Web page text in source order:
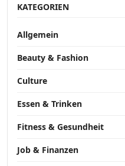
KATEGORIEN
Allgemein
Beauty & Fashion
Culture
Essen & Trinken
Fitness & Gesundheit
Job & Finanzen